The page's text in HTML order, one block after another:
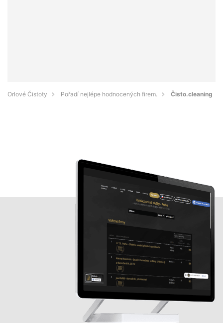
Orlové Čistoty Pořadí nejlépe hodnocených firem. Čisto.cleaning